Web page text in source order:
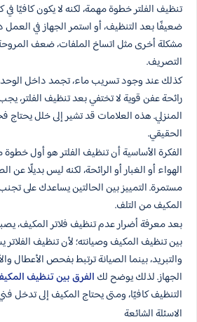
تنظيف الفلتر خطوة مهمة، لكنه لا يكون كافيًا في
ضعيفًا بعد التنظيف، أو استمر الجهاز في
مشكلة أخرى مثل اتساخ الملفات، ضعف
التصريف.
كذلك عند وجود تسريب ماء، تجمد داخل
رائحة عفن قوية لا تختفي بعد تنظيف الفلتر،
المنزلي. هذه العلامات قد تشير إلى خلل يحتاج
الحقيقي.
الفكرة الأساسية أن تنظيف الفلتر هو أول
الهواء أو الغبار أو الرائحة، لكنه ليس بديلًا
مستمرة. التمييز بين الحالتين يساعدك على
المكيف من التلف.
بعد معرفة أضرار عدم تنظيف فلاتر المكيف،
بين تنظيف المكيف وصيانته؛ لأن تنظيف
والتبريد، بينما الصيانة ترتبط بفحص الأعطال
الجهاز. لذلك يوضح لك الفرق بين تنظيف
التنظيف كافيًا، ومتى يحتاج المكيف إلى
الاسئلة الشائعة